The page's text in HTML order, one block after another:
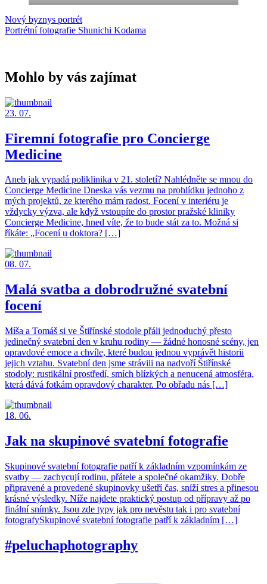
Nový byznys portrét
Portrétní fotografie Shunichi Kodama
Mohlo by vás zajímat
23. 07.
Firemní fotografie pro Concierge
Medicine
Aneb jak vypadá poliklinika v 21. století? Nahlédněte se mnou do
Concierge Medicine Dneska vás vezmu na prohlídku jednoho z
mých projektů, ze kterého mám radost. Focení v interiéru je
vždycky výzva, ale když vstoupíte do prostor pražské kliniky
Concierge Medicine, hned víte, že to bude stát za to. Možná si
říkáte: „Focení u doktora? […]
08. 07.
Malá svatba a dobrodružné svatební
focení
Míša a Tomáš si ve Štiřínské stodole přáli jednoduchý přesto
jedinečný svatební den v kruhu rodiny — žádné honosné scény, jen
opravdové emoce a chvíle, které budou jednou vyprávět historii
jejich vztahu. Svatební den jsme strávili na nadvoří Štiřínské
stodoly: rustikální prostředí, smích blízkých a nenucená atmosféra,
která dává fotkám opravdový charakter. Po obřadu nás […]
18. 06.
Jak na skupinové svatební fotografie
Skupinové svatební fotografie patří k základním vzpomínkám ze
svatby — zachycují rodinu, přátele a společné okamžiky. Dobře
připravené a provedené skupinovky ušetří čas, sníží stres a přinesou
krásné výsledky. Níže najdete praktický postup od přípravy až po
finální snímky. Jsou zde typy jak pro nevěstu tak i pro svatební
fotografySkupinové svatební fotografie patří k základním […]
#peluchaphotography